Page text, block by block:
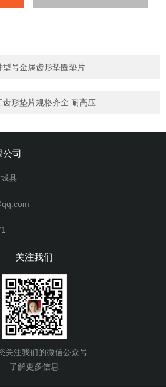
型号金属齿形垫圈垫片
齿形垫片规格齐全 耐高压
司
县
关注我们
关注我们的微信公众号
了解更多信息